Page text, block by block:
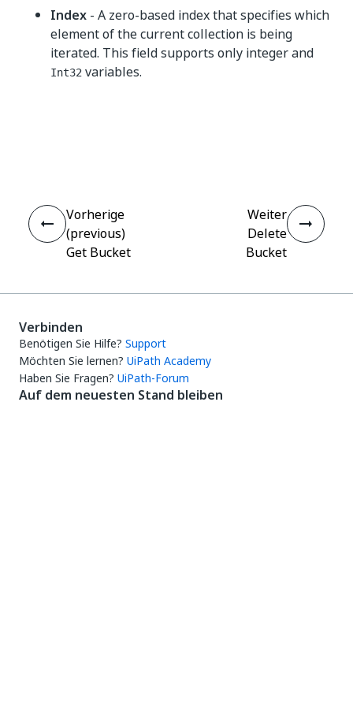
Index - A zero-based index that specifies which
element of the current collection is being
iterated. This field supports only integer and
Int32 variables.
Vorherige
(previous)
Get Bucket
Weiter
Delete
Bucket
Verbinden
Benötigen Sie Hilfe? Support
Möchten Sie lernen? UiPath Academy
Haben Sie Fragen? UiPath-Forum
Auf dem neuesten Stand bleiben